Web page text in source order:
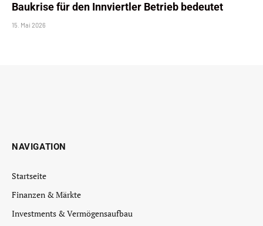
Baukrise für den Innviertler Betrieb bedeutet
15. Mai 2026
NAVIGATION
Startseite
Finanzen & Märkte
Investments & Vermögensaufbau